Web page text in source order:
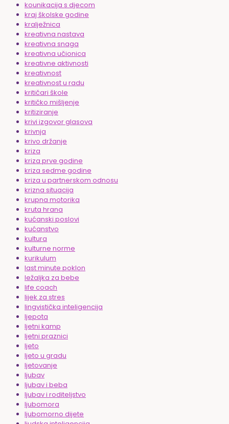
kounikacija s djecom
kraj školske godine
kralježnica
kreativna nastava
kreativna snaga
kreativna učionica
kreativne aktivnosti
kreativnost
kreativnost u radu
kritičari škole
kritičko mišljenje
kritiziranje
krivi izgovor glasova
krivnja
krivo držanje
kriza
kriza prve godine
kriza sedme godine
kriza u partnerskom odnosu
krizna situacija
krupna motorika
kruta hrana
kućanski poslovi
kućanstvo
kultura
kulturne norme
kurikulum
last minute poklon
ležaljka za bebe
life coach
lijek za stres
lingvistička inteligencija
ljepota
ljetni kamp
ljetni praznici
ljeto
ljeto u gradu
ljetovanje
ljubav
ljubav i beba
ljubav i roditeljstvo
ljubomora
ljubomorno dijete